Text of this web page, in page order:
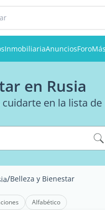
InmobiliariaAnunciosForoMás
en Rusia
en la lista
/Belleza y Bienestar
Alfabético